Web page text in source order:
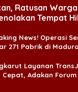
Ratusan
Tempat
News! Operasi
271 Pabrik di
Layanan
Cepat, Adakan